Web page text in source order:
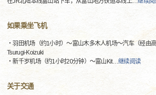
如果乘坐飞机
・羽田机场（约1小时）～富山木多木人机场～汽车（经由
Tsurugi-Koizuki
・新千岁机场（约1小时20分钟）～富山Kit… 继续阅读
关于交通